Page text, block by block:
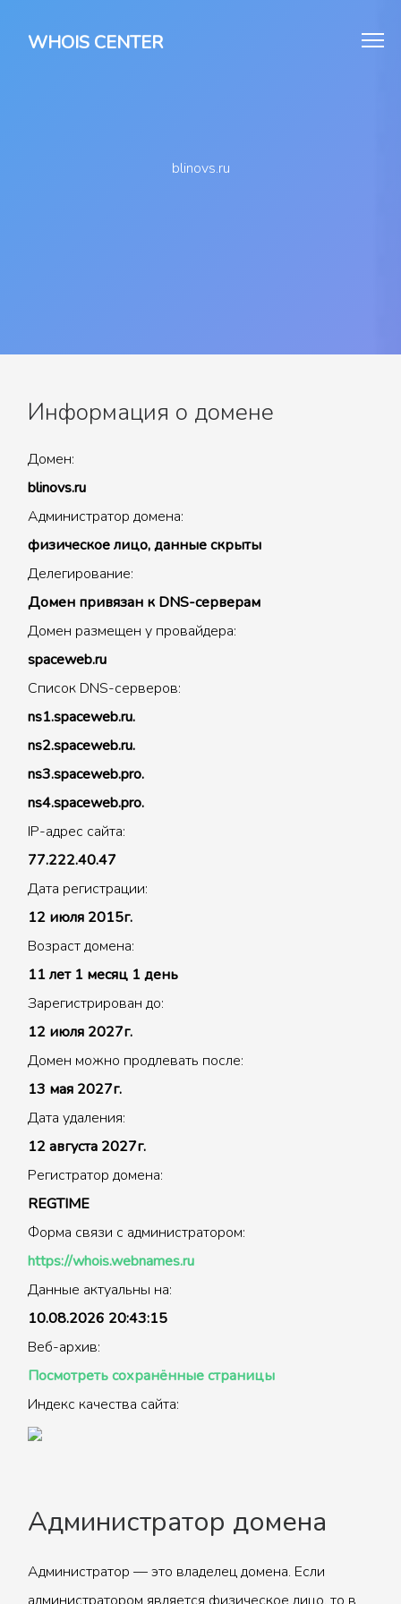
WHOIS CENTER
blinovs.ru
Информация о домене
Домен:
blinovs.ru
Администратор домена:
физическое лицо, данные скрыты
Делегирование:
Домен привязан к DNS-серверам
Домен размещен у провайдера:
spaceweb.ru
Список DNS-серверов:
ns1.spaceweb.ru.
ns2.spaceweb.ru.
ns3.spaceweb.pro.
ns4.spaceweb.pro.
IP-адрес сайта:
77.222.40.47
Дата регистрации:
12 июля 2015г.
Возраст домена:
11 лет 1 месяц 1 день
Зарегистрирован до:
12 июля 2027г.
Домен можно продлевать после:
13 мая 2027г.
Дата удаления:
12 августа 2027г.
Регистратор домена:
REGTIME
Форма связи с администратором:
https://whois.webnames.ru
Данные актуальны на:
10.08.2026 20:43:15
Веб-архив:
Посмотреть сохранённые страницы
Индекс качества сайта:
Администратор домена
Администратор — это владелец домена. Если